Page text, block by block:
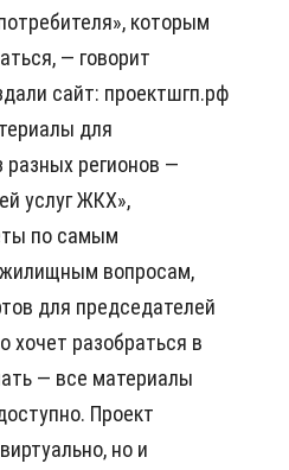
которым
— говорит
сайт: проектшгп.рф
для
разных регионов —
услуг ЖКХ»,
по самым
вопросам,
для председателей
хочет разобраться в
— все материалы
Проект
но и